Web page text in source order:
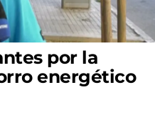
por la
energético